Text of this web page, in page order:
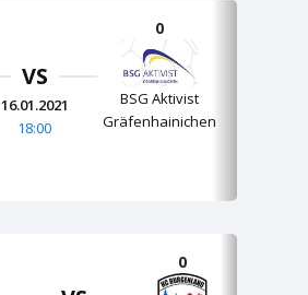
VS
16.01.2021
18:00
0
BSG Aktivist
Gräfenhainichen
0